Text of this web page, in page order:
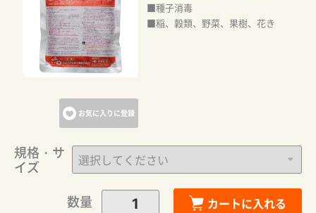
お気に入りに登録
■種子消毒
■稲、穀類、野菜、果樹、花き
規格・サ
イズ
数量
カートに入れる